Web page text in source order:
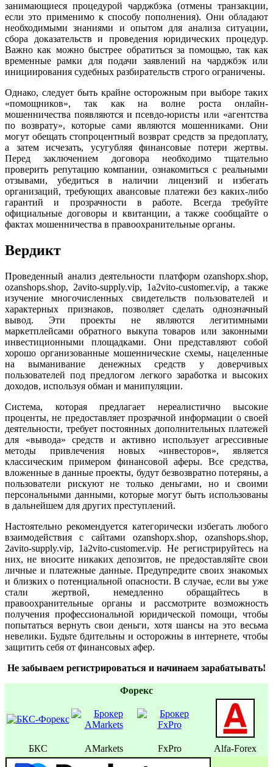
занимающиеся процедурой чарджбэка (отмены транзакции,
если это применимо к способу пополнения). Они обладают
необходимыми знаниями и опытом для анализа ситуации,
сбора доказательств и проведения юридических процедур.
Важно как можно быстрее обратиться за помощью, так как
временные рамки для подачи заявлений на чарджбэк или
инициирования судебных разбирательств строго ограничены.
Однако, следует быть крайне осторожным при выборе таких
«помощников», так как на волне роста онлайн-
мошенничества появляются и псевдо-юристы или «агентства
по возврату», которые сами являются мошенниками. Они
могут обещать стопроцентный возврат средств за предоплату,
а затем исчезать, усугубляя финансовые потери жертвы.
Перед заключением договора необходимо тщательно
проверить репутацию компании, ознакомиться с реальными
отзывами, убедиться в наличии лицензий и избегать
организаций, требующих авансовые платежи без каких-либо
гарантий и прозрачности в работе. Всегда требуйте
официальные договоры и квитанции, а также сообщайте о
фактах мошенничества в правоохранительные органы.
Вердикт
Проведенный анализ деятельности платформ ozanshopx.shop,
ozanshops.shop, 2avito-supply.vip, 1a2vito-customer.vip, а также
изучение многочисленных свидетельств пользователей и
характерных признаков, позволяет сделать однозначный
вывод. Эти проекты не являются легитимными
маркетплейсами обратного выкупа товаров или законными
инвестиционными площадками. Они представляют собой
хорошо организованные мошеннические схемы, нацеленные
на выманивание денежных средств у доверчивых
пользователей под предлогом легкого заработка и высоких
доходов, используя обман и манипуляции.
Система, которая предлагает нереалистично высокие
проценты, не предоставляет прозрачной информации о своей
деятельности, требует постоянных дополнительных платежей
для «вывода» средств и активно использует агрессивные
методы привлечения новых «инвесторов», является
классическим примером финансовой аферы. Все средства,
вложенные в данные проекты, будут безвозвратно потеряны, а
пользователи рискуют не только деньгами, но и своими
персональными данными, которые могут быть использованы
в дальнейшем для других преступлений.
Настоятельно рекомендуется категорически избегать любого
взаимодействия с сайтами ozanshopx.shop, ozanshops.shop,
2avito-supply.vip, 1a2vito-customer.vip. Не регистрируйтесь на
них, не вносите никаких депозитов, не предоставляйте свои
личные и платежные данные. Предупредите своих знакомых
и близких о потенциальной опасности. В случае, если вы уже
стали жертвой, немедленно обращайтесь в
правоохранительные органы и рассмотрите возможность
получения профессиональной юридической помощи, чтобы
попытаться вернуть свои деньги, хотя шансы на это весьма
невелики. Будьте бдительны и осторожны в интернете, чтобы
защитить себя от финансовых афер.
Не забываем регистрироваться и начинаем зарабатывать!
Форекс
БКС AMarkets FxPro Alfa-Forex